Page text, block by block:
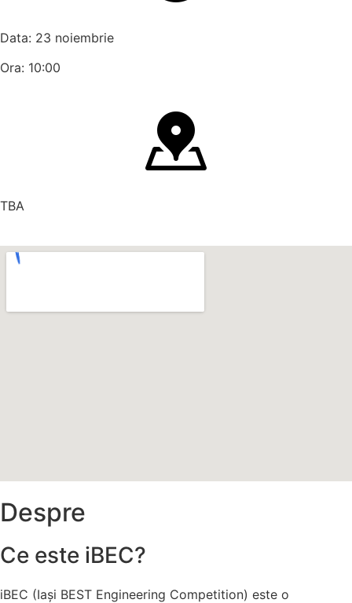
Data: 23 noiembrie
Ora: 10:00
TBA
Despre
Ce este iBEC?
iBEC (Iași BEST Engineering Competition) este o